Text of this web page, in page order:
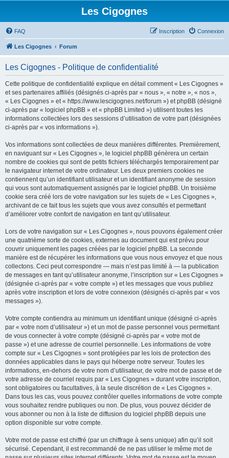
Les Cigognes
FAQ Connexion
Inscription
Les Cigognes Forum
Les Cigognes - Politique de confidentialité
Cette politique de confidentialité explique en détail comment « Les Cigognes »
et ses partenaires affiliés (désignés ci-après par « nous », « notre », « nos »,
« Les Cigognes » et « https://www.lescigognes.net/forum ») et phpBB (désigné
ci-après par « logiciel phpBB » et « phpBB Limited ») utilisent toutes les
informations collectées lors des sessions d’utilisation de votre part (désignées
ci-après par « vos informations »).
Vos informations sont collectées de deux manières différentes. Premièrement,
en naviguant sur « Les Cigognes », le logiciel phpBB génèrera un certain
nombre de cookies qui sont de petits fichiers téléchargés temporairement par
le navigateur internet de votre ordinateur. Les deux premiers cookies ne
contiennent qu’un identifiant utilisateur et un identifiant anonyme de session
qui vous sont automatiquement assignés par le logiciel phpBB. Un troisième
cookie sera créé lors de votre navigation sur les sujets de « Les Cigognes »,
archivant de ce fait tous les sujets que vous avez consultés et permettant
d’améliorer votre confort de navigation en tant qu’utilisateur.
Lors de votre navigation sur « Les Cigognes », nous pouvons également créer
une quatrième sorte de cookies, externes au document qui est prévu pour
couvrir uniquement les pages créées par le logiciel phpBB. La seconde
manière est de récupérer les informations que vous nous envoyez et que nous
collectons. Ceci peut correspondre — mais n’est pas limité à — la publication
de messages en tant qu’utilisateur anonyme, l’inscription sur « Les Cigognes »
(désignée ci-après par « votre compte ») et les messages que vous publiez
après votre inscription et lors de votre connexion (désignés ci-après par « vos
messages »).
Votre compte contiendra au minimum un identifiant unique (désigné ci-après
par « votre nom d’utilisateur ») et un mot de passe personnel vous permettant
de vous connecter à votre compte (désigné ci-après par « votre mot de
passe ») et une adresse de courriel personnelle. Les informations de votre
compte sur « Les Cigognes » sont protégées par les lois de protection des
données applicables dans le pays qui héberge notre serveur. Toutes les
informations, en-dehors de votre nom d’utilisateur, de votre mot de passe et de
votre adresse de courriel requis par « Les Cigognes » durant votre inscription,
sont obligatoires ou facultatives, à la seule discrétion de « Les Cigognes ».
Dans tous les cas, vous pouvez contrôler quelles informations de votre compte
vous souhaitez rendre publiques ou non. De plus, vous pouvez décider de
vous abonner ou non à la liste de diffusion du logiciel phpBB depuis une
option disponible sur votre compte.
Votre mot de passe est chiffré (par un chiffrage à sens unique) afin qu’il soit
sécurisé. Cependant, il est recommandé de ne pas utiliser le même mot de